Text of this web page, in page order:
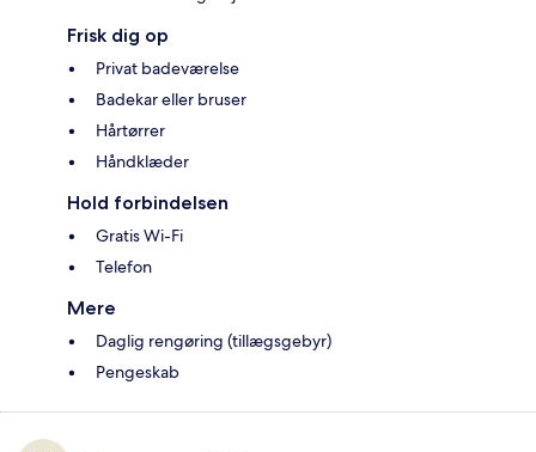
Frisk dig op
Privat badeværelse
Badekar eller bruser
Hårtørrer
Håndklæder
Hold forbindelsen
Gratis Wi-Fi
Telefon
Mere
Daglig rengøring (tillægsgebyr)
Pengeskab